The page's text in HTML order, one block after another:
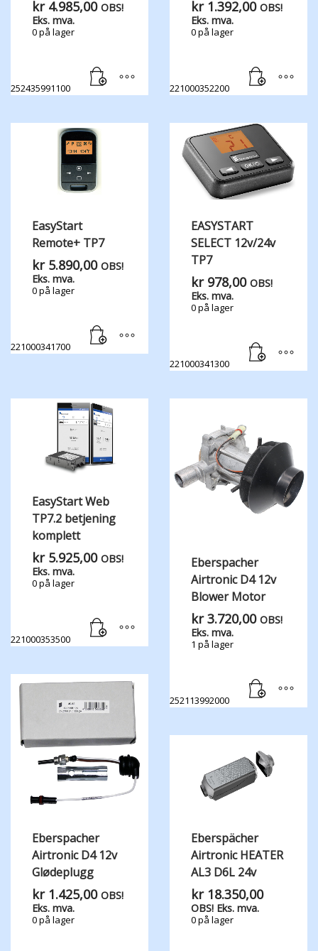
kr4.985,00 OBS!
Eks. mva.
0 på lager
252435991100
kr1.392,00 OBS!
Eks. mva.
0 på lager
221000352200
EasyStart
Remote+ TP7
kr5.890,00 OBS!
Eks. mva.
0 på lager
221000341700
EASYSTART
SELECT 12v/24v
TP7
kr978,00 OBS!
Eks. mva.
0 på lager
221000341300
EasyStart Web
TP7.2 betjening
komplett
kr5.925,00 OBS!
Eks. mva.
0 på lager
221000353500
Eberspacher
Airtronic D4 12v
Blower Motor
kr3.720,00 OBS!
Eks. mva.
1 på lager
252113992000
Eberspacher
Airtronic D4 12v
Glødeplugg
kr1.425,00 OBS!
Eks. mva.
0 på lager
Eberspächer
Airtronic HEATER
AL3 D6L 24v
kr18.350,00
OBS! Eks. mva.
0 på lager